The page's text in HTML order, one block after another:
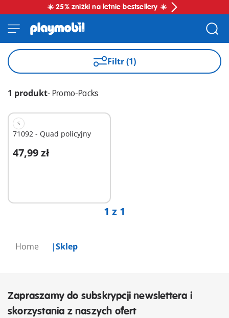
☀️ 25% zniżki na letnie bestsellery ☀️
Home Sklep
Filtr (1)
1 produkt- Promo-Packs
S
71092 - Quad policyjny
47,99 zł
Dodaj do koszyka
1 z 1
Zapraszamy do subskrypcji newslettera i
skorzystania z naszych ofert